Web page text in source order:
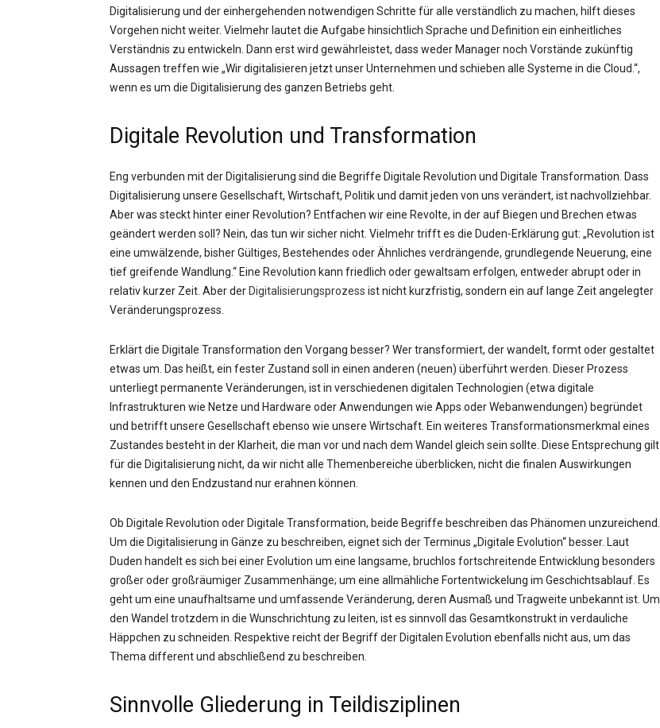
Digitalisierung und der einhergehenden notwendigen Schritte für alle verständlich zu machen, hilft dieses
Vorgehen nicht weiter. Vielmehr lautet die Aufgabe hinsichtlich Sprache und Definition ein einheitliches
Verständnis zu entwickeln. Dann erst wird gewährleistet, dass weder Manager noch Vorstände zukünftig
Aussagen treffen wie „Wir digitalisieren jetzt unser Unternehmen und schieben alle Systeme in die Cloud.“,
wenn es um die Digitalisierung des ganzen Betriebs geht.
Digitale Revolution und Transformation
Eng verbunden mit der Digitalisierung sind die Begriffe Digitale Revolution und Digitale Transformation. Dass
Digitalisierung unsere Gesellschaft, Wirtschaft, Politik und damit jeden von uns verändert, ist nachvollziehbar.
Aber was steckt hinter einer Revolution? Entfachen wir eine Revolte, in der auf Biegen und Brechen etwas
geändert werden soll? Nein, das tun wir sicher nicht. Vielmehr trifft es die Duden-Erklärung gut: „Revolution ist
eine umwälzende, bisher Gültiges, Bestehendes oder Ähnliches verdrängende, grundlegende Neuerung, eine
tief greifende Wandlung.“ Eine Revolution kann friedlich oder gewaltsam erfolgen, entweder abrupt oder in
relativ kurzer Zeit. Aber der Digitalisierungsprozess ist nicht kurzfristig, sondern ein auf lange Zeit angelegter
Veränderungsprozess.
Erklärt die Digitale Transformation den Vorgang besser? Wer transformiert, der wandelt, formt oder gestaltet
etwas um. Das heißt, ein fester Zustand soll in einen anderen (neuen) überführt werden. Dieser Prozess
unterliegt permanente Veränderungen, ist in verschiedenen digitalen Technologien (etwa digitale
Infrastrukturen wie Netze und Hardware oder Anwendungen wie Apps oder Webanwendungen) begründet
und betrifft unsere Gesellschaft ebenso wie unsere Wirtschaft. Ein weiteres Transformationsmerkmal eines
Zustandes besteht in der Klarheit, die man vor und nach dem Wandel gleich sein sollte. Diese Entsprechung gilt
für die Digitalisierung nicht, da wir nicht alle Themenbereiche überblicken, nicht die finalen Auswirkungen
kennen und den Endzustand nur erahnen können.
Ob Digitale Revolution oder Digitale Transformation, beide Begriffe beschreiben das Phänomen unzureichend.
Um die Digitalisierung in Gänze zu beschreiben, eignet sich der Terminus „Digitale Evolution“ besser. Laut
Duden handelt es sich bei einer Evolution um eine langsame, bruchlos fortschreitende Entwicklung besonders
großer oder großräumiger Zusammenhänge; um eine allmähliche Fortentwickelung im Geschichtsablauf. Es
geht um eine unaufhaltsame und umfassende Veränderung, deren Ausmaß und Tragweite unbekannt ist. Um
den Wandel trotzdem in die Wunschrichtung zu leiten, ist es sinnvoll das Gesamtkonstrukt in verdauliche
Häppchen zu schneiden. Respektive reicht der Begriff der Digitalen Evolution ebenfalls nicht aus, um das
Thema different und abschließend zu beschreiben.
Sinnvolle Gliederung in Teildisziplinen